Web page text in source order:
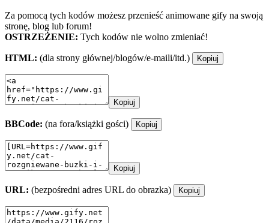
Za pomocą tych kodów możesz przenieść animowane gify na swoją
stronę, blog lub forum!
OSTRZEŻENIE: Tych kodów nie wolno zmieniać!
HTML: (dla strony głównej/blogów/e-maili/itd.) Kopiuj
Kopiuj
BBCode: (na fora/książki gości) Kopiuj
Kopiuj
URL: (bezpośredni adres URL do obrazka) Kopiuj